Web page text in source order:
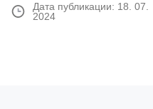
Дата публикации: 18. 07.
2024